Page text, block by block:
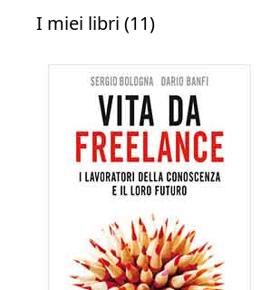
I miei libri (11)